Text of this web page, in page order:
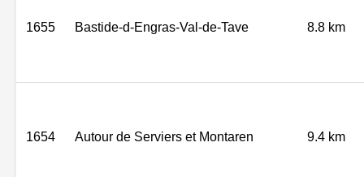
1655 Bastide-d-Engras-Val-de-Tave 8.8 km
1654 Autour de Serviers et Montaren 9.4 km